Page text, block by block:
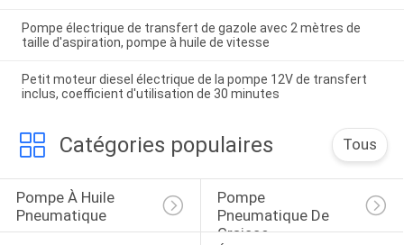
Pompe électrique de transfert de gazole avec 2 mètres de
taille d'aspiration, pompe à huile de vitesse
Petit moteur diesel électrique de la pompe 12V de transfert
inclus, coefficient d'utilisation de 30 minutes
Catégories populaires Tous
Pompe À Huile
Pneumatique
Pompe
Pneumatique De
Graisse